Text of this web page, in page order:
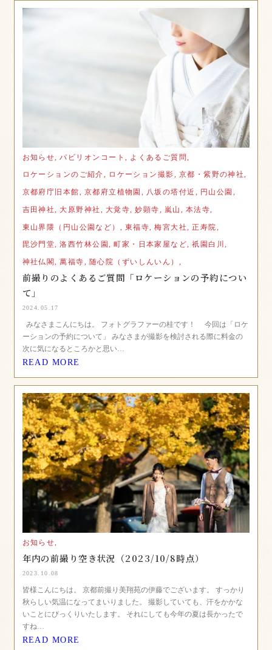
お知らせ, パビリオンコート, よくあるご質問,
ロケーションのご紹介, ロケーション撮影, 京都・紫野の神社,
京都府庁旧本館, 京都府立植物園, 八坂の塔付近, 円山公園,
吉田神社, 大原野神社, 大覚寺, 妙顕寺, 嵐山, 本法寺,
東山界隈（円山公園など）, 東福寺, 梅宮大社, 正寿院,
毘沙門堂, 洛西竹林公園, 町家・日本家屋など, 祇園白川,
神社仏閣, 萬福寺, 随心院（ずいしんいん）,
前撮りのよくあるご質問「ロケーションの予約につい
て」
2024.05.17
みなさまこんにちは。 フォトグラファーの桂です！ 今回は「ロケ
ーションの予約について」 みなさまが撮影を検討される際に料金の
次に気になるところかと思い…
READ MORE
お知らせ,
年内の前撮り空き状況（2023/10/8時点）
2023.10.08
皆様こんにちは。 京都前撮り美翔苑の伊藤でございます。 すっかり
秋らしい気温になってまいりました。 撮影していても、汗をかかな
いことにびっくりいたします。 それにしても今年の夏は長かったで
すね…
READ MORE